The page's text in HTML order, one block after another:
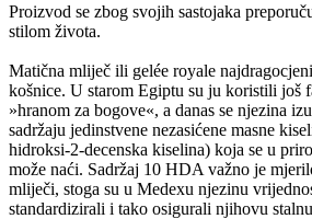
Proizvod se zbog svojih sastojaka
stilom života.
Matična mliječ ili gelée royale
košnice. U starom Egiptu su ju koristili još
»hranom za bogove«, a danas se njezina
sadržaju jedinstvene nezasićene masne
hidroksi-2-decenska kiselina) koja se u
može naći. Sadržaj 10 HDA važno je
mliječi, stoga su u Medexu njezinu
standardizirali i tako osigurali njihovu